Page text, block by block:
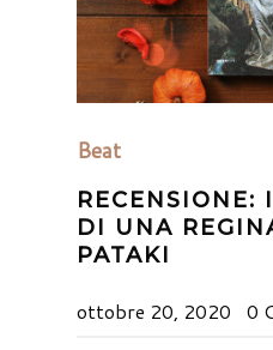
Beat
RECENSIONE:
DI UNA
PATAKI
ottobre 20, 2020
0